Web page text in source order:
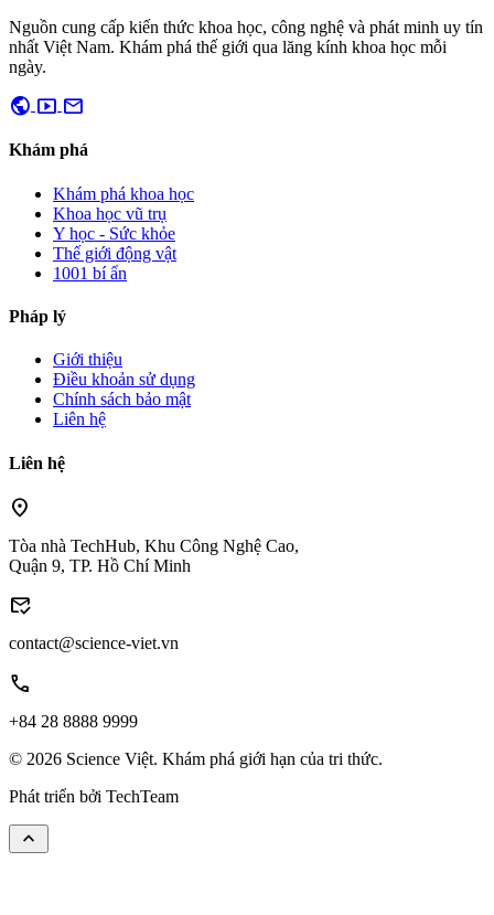
Nguồn cung cấp kiến thức khoa học, công nghệ và phát minh uy tín
nhất Việt Nam. Khám phá thế giới qua lăng kính khoa học mỗi
ngày.
public smart_display mail
Khám phá
Khám phá khoa học
Khoa học vũ trụ
Y học - Sức khỏe
Thế giới động vật
1001 bí ẩn
Pháp lý
Giới thiệu
Điều khoản sử dụng
Chính sách bảo mật
Liên hệ
Liên hệ
location_on
Tòa nhà TechHub, Khu Công Nghệ Cao,
Quận 9, TP. Hồ Chí Minh
mark_email_read
contact@science-viet.vn
call
+84 28 8888 9999
© 2026 Science Việt. Khám phá giới hạn của tri thức.
Phát triển bởi TechTeam
keyboard_arrow_up